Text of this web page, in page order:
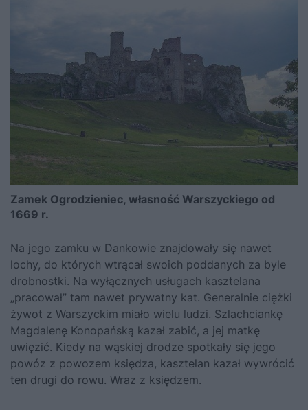
Zamek Ogrodzieniec, własność Warszyckiego od
1669 r.
Na jego zamku w Dankowie znajdowały się nawet
lochy, do których wtrącał swoich poddanych za byle
drobnostki. Na wyłącznych usługach kasztelana
„pracował” tam nawet prywatny kat. Generalnie ciężki
żywot z Warszyckim miało wielu ludzi. Szlachciankę
Magdalenę Konopańską kazał zabić, a jej matkę
uwięzić. Kiedy na wąskiej drodze spotkały się jego
powóz z powozem księdza, kasztelan kazał wywrócić
ten drugi do rowu. Wraz z księdzem.